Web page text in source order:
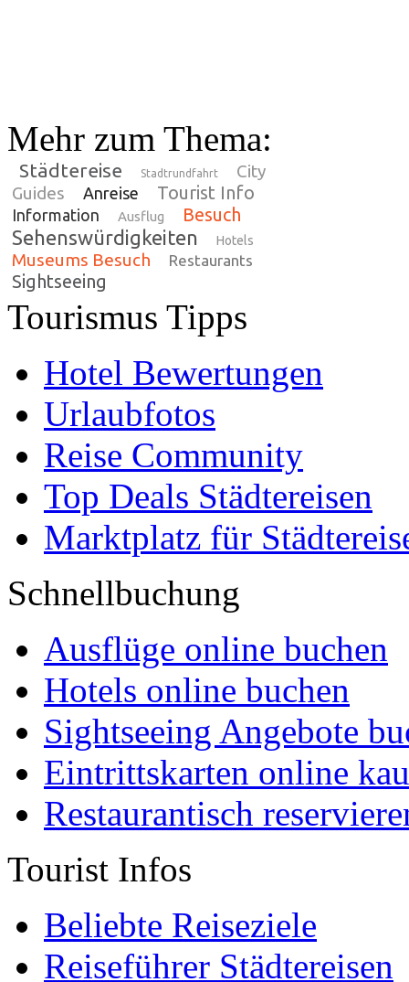
Mehr zum Thema:
Städtereise Stadtrundfahrt
City
Guides
Anreise Tourist Info
Information Ausflug Besuch
Sehenswürdigkeiten Hotels
Museums Besuch Restaurants
Sightseeing
Tourismus Tipps
Hotel Bewertungen
Urlaubfotos
Reise Community
Top Deals Städtereisen
Marktplatz für
Schnellbuchung
Ausflüge online buchen
Hotels online buchen
Sightseeing Angebote
Eintrittskarten online
Restaurantisch
Tourist Infos
Beliebte Reiseziele
Reiseführer Städtereisen